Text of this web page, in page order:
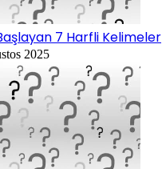
7 Harfli Kelimeler
2025